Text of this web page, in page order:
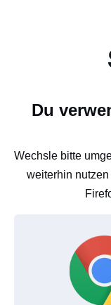
Du
Wechsle bitte
weiterhin